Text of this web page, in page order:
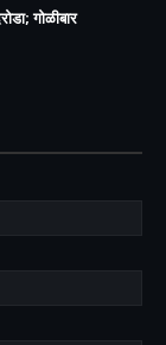
गोळीबार